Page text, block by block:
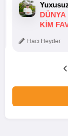
DÜNYA
KIM
Hacı Heydər